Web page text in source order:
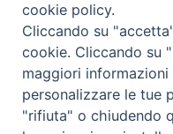
Notizie nazionali
Download
Amministrazione
cookie policy.
Cliccando su
cookie. Cliccando su
maggiori
personalizzare le tue
"rifiuta" o chiudendo